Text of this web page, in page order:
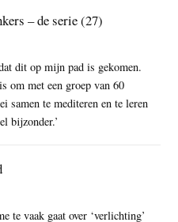
– de serie (27)
dit op mijn pad is gekomen.
om met een groep van 60
samen te mediteren en te leren
bijzonder.’
te vaak gaat over ‘verlichting’